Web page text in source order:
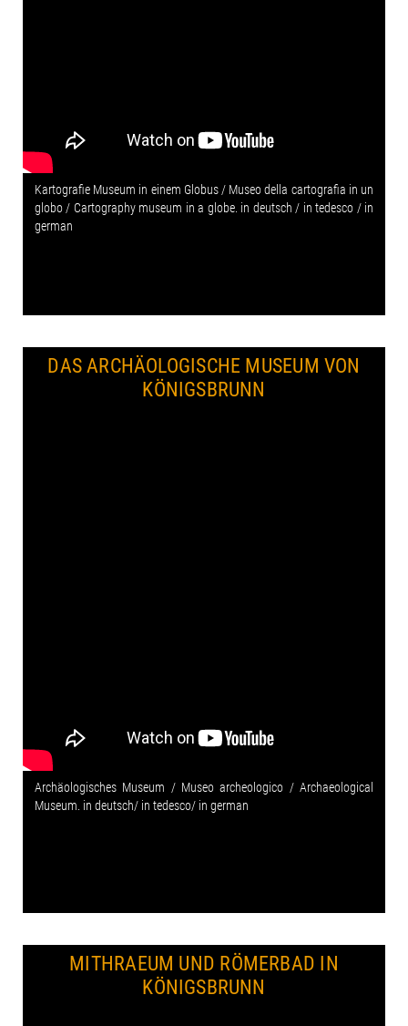
Kartografie Museum in einem Globus / Museo della cartografia in un
globo / Cartography museum in a globe. in deutsch / in tedesco / in
german
DAS ARCHÄOLOGISCHE MUSEUM VON
KÖNIGSBRUNN
Archäologisches Museum / Museo archeologico / Archaeological
Museum. in deutsch/ in tedesco/ in german
MITHRAEUM UND RÖMERBAD IN
KÖNIGSBRUNN